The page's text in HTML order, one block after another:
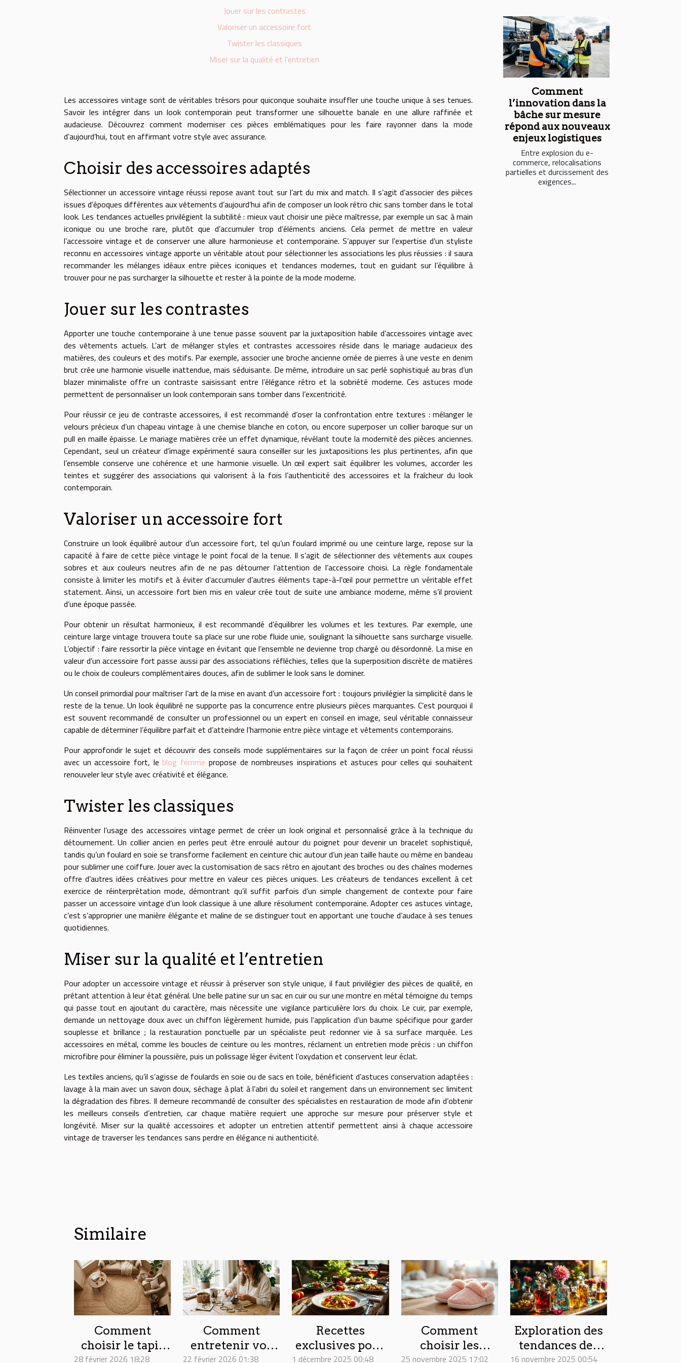
Jouer sur les contrastes
Valoriser un accessoire fort
Twister les classiques
Miser sur la qualité et l’entretien
Les accessoires vintage sont de véritables trésors pour quiconque souhaite insuffler une touche unique à ses tenues.
Savoir les intégrer dans un look contemporain peut transformer une silhouette banale en une allure raffinée et
audacieuse. Découvrez comment moderniser ces pièces emblématiques pour les faire rayonner dans la mode
d’aujourd’hui, tout en affirmant votre style avec assurance.
Choisir des accessoires adaptés
Sélectionner un accessoire vintage réussi repose avant tout sur l’art du mix and match. Il s’agit d’associer des pièces
issues d’époques différentes aux vêtements d’aujourd’hui afin de composer un look rétro chic sans tomber dans le total
look. Les tendances actuelles privilégient la subtilité : mieux vaut choisir une pièce maîtresse, par exemple un sac à main
iconique ou une broche rare, plutôt que d’accumuler trop d’éléments anciens. Cela permet de mettre en valeur
l’accessoire vintage et de conserver une allure harmonieuse et contemporaine. S’appuyer sur l’expertise d’un styliste
reconnu en accessoires vintage apporte un véritable atout pour sélectionner les associations les plus réussies : il saura
recommander les mélanges idéaux entre pièces iconiques et tendances modernes, tout en guidant sur l’équilibre à
trouver pour ne pas surcharger la silhouette et rester à la pointe de la mode moderne.
Jouer sur les contrastes
Apporter une touche contemporaine à une tenue passe souvent par la juxtaposition habile d’accessoires vintage avec
des vêtements actuels. L’art de mélanger styles et contrastes accessoires réside dans le mariage audacieux des
matières, des couleurs et des motifs. Par exemple, associer une broche ancienne ornée de pierres à une veste en denim
brut crée une harmonie visuelle inattendue, mais séduisante. De même, introduire un sac perlé sophistiqué au bras d’un
blazer minimaliste offre un contraste saisissant entre l’élégance rétro et la sobriété moderne. Ces astuces mode
permettent de personnaliser un look contemporain sans tomber dans l’excentricité.
Pour réussir ce jeu de contraste accessoires, il est recommandé d’oser la confrontation entre textures : mélanger le
velours précieux d’un chapeau vintage à une chemise blanche en coton, ou encore superposer un collier baroque sur un
pull en maille épaisse. Le mariage matières crée un effet dynamique, révélant toute la modernité des pièces anciennes.
Cependant, seul un créateur d’image expérimenté saura conseiller sur les juxtapositions les plus pertinentes, afin que
l’ensemble conserve une cohérence et une harmonie visuelle. Un œil expert sait équilibrer les volumes, accorder les
teintes et suggérer des associations qui valorisent à la fois l’authenticité des accessoires et la fraîcheur du look
contemporain.
Valoriser un accessoire fort
Construire un look équilibré autour d’un accessoire fort, tel qu’un foulard imprimé ou une ceinture large, repose sur la
capacité à faire de cette pièce vintage le point focal de la tenue. Il s’agit de sélectionner des vêtements aux coupes
sobres et aux couleurs neutres afin de ne pas détourner l’attention de l’accessoire choisi. La règle fondamentale
consiste à limiter les motifs et à éviter d’accumuler d’autres éléments tape-à-l’œil pour permettre un véritable effet
statement. Ainsi, un accessoire fort bien mis en valeur crée tout de suite une ambiance moderne, même s’il provient
d’une époque passée.
Pour obtenir un résultat harmonieux, il est recommandé d’équilibrer les volumes et les textures. Par exemple, une
ceinture large vintage trouvera toute sa place sur une robe fluide unie, soulignant la silhouette sans surcharge visuelle.
L’objectif : faire ressortir la pièce vintage en évitant que l’ensemble ne devienne trop chargé ou désordonné. La mise en
valeur d’un accessoire fort passe aussi par des associations réfléchies, telles que la superposition discrète de matières
ou le choix de couleurs complémentaires douces, afin de sublimer le look sans le dominer.
Un conseil primordial pour maîtriser l’art de la mise en avant d’un accessoire fort : toujours privilégier la simplicité dans le
reste de la tenue. Un look équilibré ne supporte pas la concurrence entre plusieurs pièces marquantes. C’est pourquoi il
est souvent recommandé de consulter un professionnel ou un expert en conseil en image, seul véritable connaisseur
capable de déterminer l’équilibre parfait et d’atteindre l’harmonie entre pièce vintage et vêtements contemporains.
Pour approfondir le sujet et découvrir des conseils mode supplémentaires sur la façon de créer un point focal réussi
avec un accessoire fort, le blog femme propose de nombreuses inspirations et astuces pour celles qui souhaitent
renouveler leur style avec créativité et élégance.
Twister les classiques
Réinventer l’usage des accessoires vintage permet de créer un look original et personnalisé grâce à la technique du
détournement. Un collier ancien en perles peut être enroulé autour du poignet pour devenir un bracelet sophistiqué,
tandis qu’un foulard en soie se transforme facilement en ceinture chic autour d’un jean taille haute ou même en bandeau
pour sublimer une coiffure. Jouer avec la customisation de sacs rétro en ajoutant des broches ou des chaînes modernes
offre d’autres idées créatives pour mettre en valeur ces pièces uniques. Les créateurs de tendances excellent à cet
exercice de réinterprétation mode, démontrant qu’il suffit parfois d’un simple changement de contexte pour faire
passer un accessoire vintage d’un look classique à une allure résolument contemporaine. Adopter ces astuces vintage,
c’est s’approprier une manière élégante et maline de se distinguer tout en apportant une touche d’audace à ses tenues
quotidiennes.
Miser sur la qualité et l’entretien
Pour adopter un accessoire vintage et réussir à préserver son style unique, il faut privilégier des pièces de qualité, en
prêtant attention à leur état général. Une belle patine sur un sac en cuir ou sur une montre en métal témoigne du temps
qui passe tout en ajoutant du caractère, mais nécessite une vigilance particulière lors du choix. Le cuir, par exemple,
demande un nettoyage doux avec un chiffon légèrement humide, puis l’application d’un baume spécifique pour garder
souplesse et brillance ; la restauration ponctuelle par un spécialiste peut redonner vie à sa surface marquée. Les
accessoires en métal, comme les boucles de ceinture ou les montres, réclament un entretien mode précis : un chiffon
microfibre pour éliminer la poussière, puis un polissage léger évitent l’oxydation et conservent leur éclat.
Les textiles anciens, qu’il s’agisse de foulards en soie ou de sacs en toile, bénéficient d’astuces conservation adaptées :
lavage à la main avec un savon doux, séchage à plat à l’abri du soleil et rangement dans un environnement sec limitent
la dégradation des fibres. Il demeure recommandé de consulter des spécialistes en restauration de mode afin d’obtenir
les meilleurs conseils d’entretien, car chaque matière requiert une approche sur mesure pour préserver style et
longévité. Miser sur la qualité accessoires et adopter un entretien attentif permettent ainsi à chaque accessoire
vintage de traverser les tendances sans perdre en élégance ni authenticité.
Comment
l’innovation dans la
bâche sur mesure
répond aux nouveaux
enjeux logistiques
Entre explosion du e-
commerce, relocalisations
partielles et durcissement des
exigences...
Similaire
Comment
choisir le tapis
en jute idéal
28 février 2026 18:28
Comment
entretenir vos
bracelets
22 février 2026 01:38
Recettes
exclusives pour
accompagner
1 décembre 2025 00:48
Comment
choisir les
chaussons
25 novembre 2025 17:02
Exploration des
tendances des
parfums floraux
16 novembre 2025 00:54